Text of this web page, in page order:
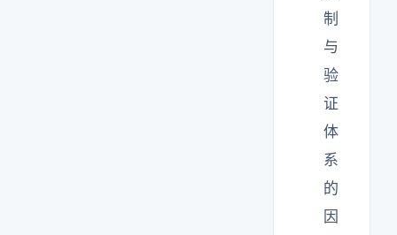
制
与
验
证
体
系
的
因